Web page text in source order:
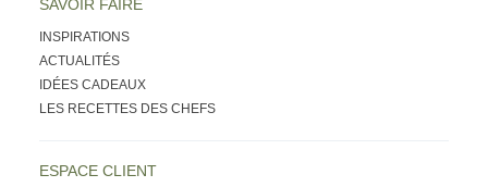
SAVOIR FAIRE
INSPIRATIONS
ACTUALITÉS
IDÉES CADEAUX
LES RECETTES DES CHEFS
ESPACE CLIENT